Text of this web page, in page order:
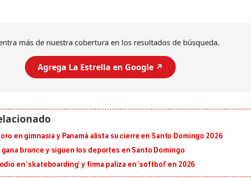
más de nuestra cobertura en los resultados de búsqueda.
Agrega La Estrella en Google ↗️
en gimnasia y Panamá alista su cierre en Santo Domingo 2026
gana bronce y siguen los deportes en Santo Domingo
en ‘skateboarding’ y firma paliza en ‘softbol’ en 2026
al sur de Japón, provocando una